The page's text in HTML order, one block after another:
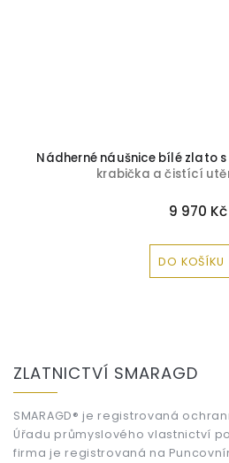
Nádherné náušnice bílé zlato
krabička a čistící
9 970 Kč
DO KOŠÍKU
ZLATNICTVÍ SMARAGD
SMARAGD® je registrovaná
Úřadu průmyslového vlastnictví
firma je registrovaná na